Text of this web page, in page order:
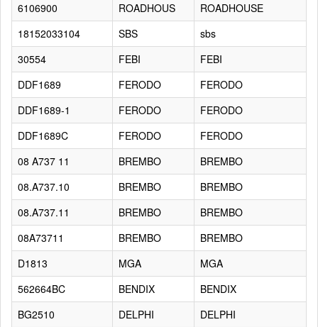
6106900
ROADHOUS
ROADHOUSE
18152033104
SBS
sbs
30554
FEBI
FEBI
DDF1689
FERODO
FERODO
DDF1689-1
FERODO
FERODO
DDF1689C
FERODO
FERODO
08 A737 11
BREMBO
BREMBO
08.A737.10
BREMBO
BREMBO
08.A737.11
BREMBO
BREMBO
08A73711
BREMBO
BREMBO
D1813
MGA
MGA
562664BC
BENDIX
BENDIX
BG2510
DELPHI
DELPHI